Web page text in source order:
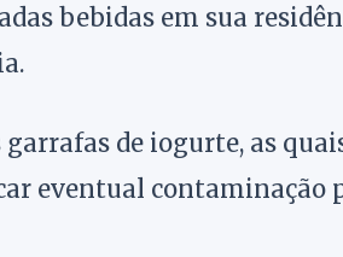
bebidas em sua
de iogurte, as
eventual contaminação